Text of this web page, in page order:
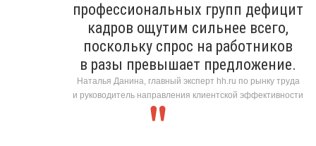
профессиональных групп дефицит
кадров ощутим сильнее всего,
поскольку спрос на работников
в разы превышает предложение.
Наталья Данина, главный эксперт hh.ru по рынку труда
и руководитель направления клиентской эффективности